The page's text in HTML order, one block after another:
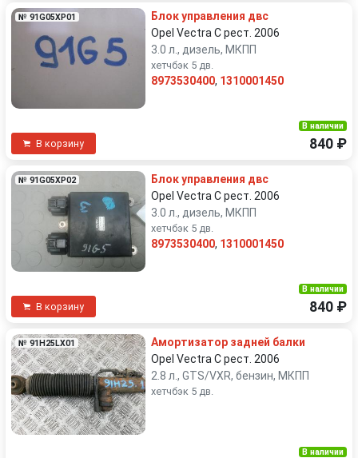
№ 91G05XP01
Блок управления двс
Opel Vectra C рест. 2006
3.0 л., дизель, МКПП
хетчбэк 5 дв.
8973530400, 1310001450
В корзину
В наличии
840 ₽
№ 91G05XP02
Блок управления двс
Opel Vectra C рест. 2006
3.0 л., дизель, МКПП
хетчбэк 5 дв.
8973530400, 1310001450
В корзину
В наличии
840 ₽
№ 91H25LX01
Амортизатор задней балки
Opel Vectra C рест. 2006
2.8 л., GTS/VXR, бензин, МКПП
хетчбэк 5 дв.
В наличии